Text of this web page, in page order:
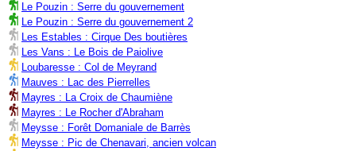
Le Pouzin : Serre du gouvernement
Le Pouzin : Serre du gouvernement 2
Les Estables : Cirque Des boutières
Les Vans : Le Bois de Paiolive
Loubaresse : Col de Meyrand
Mauves : Lac des Pierrelles
Mayres : La Croix de Chaumiène
Mayres : Le Rocher d'Abraham
Meysse : Forêt Domaniale de Barrès
Meysse : Pic de Chenavari, ancien volcan